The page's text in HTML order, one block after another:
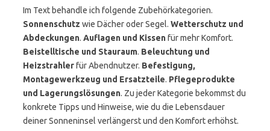
Im Text behandle ich folgende Zubehörkategorien.
Sonnenschutz wie Dächer oder Segel. Wetterschutz und
Abdeckungen. Auflagen und Kissenfür mehr Komfort.
Beistelltische und Stauraum. Beleuchtung und
Heizstrahlerfür Abendnutzer. Befestigung,
Montagewerkzeug und Ersatzteile. Pflegeprodukte
und Lagerungslösungen. Zu jeder Kategorie bekommst du
konkrete Tipps und Hinweise, wie du die Lebensdauer
deiner Sonneninsel verlängerst und den Komfort erhöhst.